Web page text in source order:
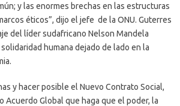
y las enormes brechas en las estructuras
éticos”, dijo el jefe de la ONU. Guterres
del líder sudafricano Nelson Mandela
humana dejado de lado en la
y hacer posible el Nuevo Contrato Social,
Acuerdo Global que haga que el poder, la